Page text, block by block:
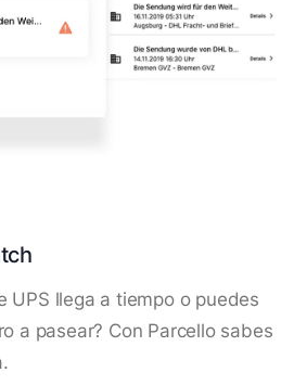
UPS llega a tiempo o puedes
a pasear? Con Parcello sabes